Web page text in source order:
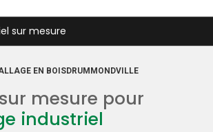
sur mesure
EN BOISDRUMMONDVILLE
mesure pour
industriel